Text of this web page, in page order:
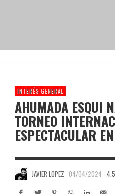
INTERÉS GENERAL
AHUMADA ESQUI
TORNEO
ESPECTACULAR
JAVIER LOPEZ 04/04/2024